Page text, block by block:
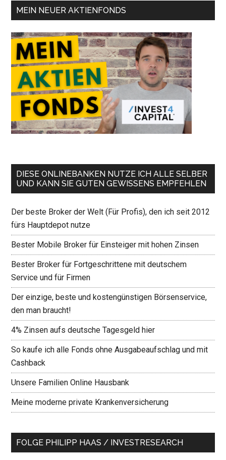
MEIN NEUER AKTIENFONDS
DIESE ONLINEBANKEN NUTZE ICH ALLE SELBER
UND KANN SIE GUTEN GEWISSENS EMPFEHLEN
Der beste Broker der Welt (Für Profis), den ich seit 2012
fürs Hauptdepot nutze
Bester Mobile Broker für Einsteiger mit hohen Zinsen
Bester Broker für Fortgeschrittene mit deutschem
Service und für Firmen
Der einzige, beste und kostengünstigen Börsenservice,
den man braucht!
4% Zinsen aufs deutsche Tagesgeld hier
So kaufe ich alle Fonds ohne Ausgabeaufschlag und mit
Cashback
Unsere Familien Online Hausbank
Meine moderne private Krankenversicherung
FOLGE PHILIPP HAAS / INVESTRESEARCH